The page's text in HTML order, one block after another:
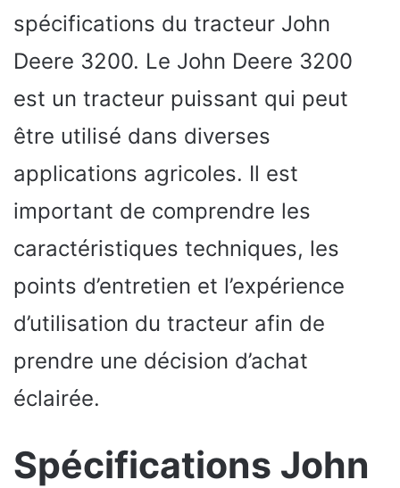
spécifications du tracteur John
Deere 3200. Le John Deere 3200
est un tracteur puissant qui peut
être utilisé dans diverses
applications agricoles. Il est
important de comprendre les
caractéristiques techniques, les
points d’entretien et l’expérience
d’utilisation du tracteur afin de
prendre une décision d’achat
éclairée.
Spécifications John